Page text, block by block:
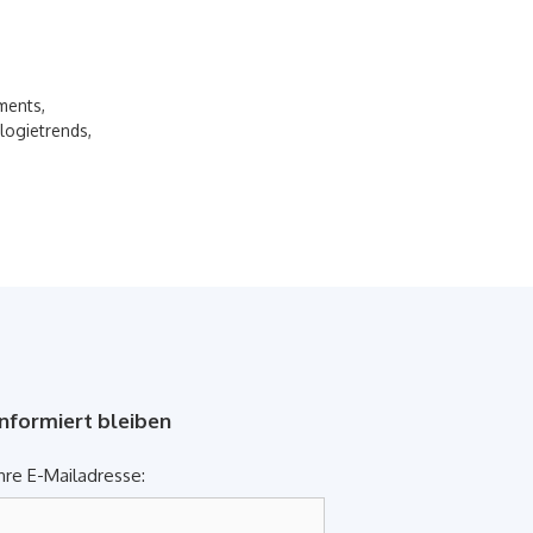
,
,
bleiben
E-Mailadresse: